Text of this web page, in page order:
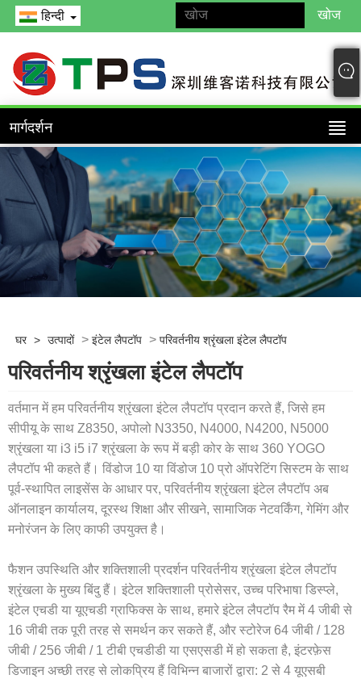
हिन्दी
मार्गदर्शन
घर > उत्पादों > इंटेल लैपटॉप > परिवर्तनीय श्रृंखला इंटेल लैपटॉप
परिवर्तनीय श्रृंखला इंटेल लैपटॉप
वर्तमान में हम परिवर्तनीय श्रृंखला इंटेल लैपटॉप प्रदान करते हैं, जिसे हम
सीपीयू के साथ Z8350, अपोलो N3350, N4000, N4200, N5000
श्रृंखला या i3 i5 i7 श्रृंखला के रूप में बड़ी कोर के साथ 360 YOGO
लैपटॉप भी कहते हैं। विंडोज 10 या विंडोज 10 प्रो ऑपरेटिंग सिस्टम के साथ
पूर्व-स्थापित लाइसेंस के आधार पर, परिवर्तनीय श्रृंखला इंटेल लैपटॉप अब
ऑनलाइन कार्यालय, दूरस्थ शिक्षा और सीखने, सामाजिक नेटवर्किंग, गेमिंग और
मनोरंजन के लिए काफी उपयुक्त है।
फैशन उपस्थिति और शक्तिशाली प्रदर्शन परिवर्तनीय श्रृंखला इंटेल लैपटॉप
श्रृंखला के मुख्य बिंदु हैं। इंटेल शक्तिशाली प्रोसेसर, उच्च परिभाषा डिस्प्ले,
इंटेल एचडी या यूएचडी ग्राफिक्स के साथ, हमारे इंटेल लैपटॉप रैम में 4 जीबी से
16 जीबी तक पूरी तरह से समर्थन कर सकते हैं, और स्टोरेज 64 जीबी / 128
जीबी / 256 जीबी / 1 टीबी एचडीडी या एसएसडी में हो सकता है, इंटरफ़ेस
डिजाइन अच्छी तरह से लोकप्रिय हैं विभिन्न बाजारों द्वारा: 2 से 4 यूएसबी